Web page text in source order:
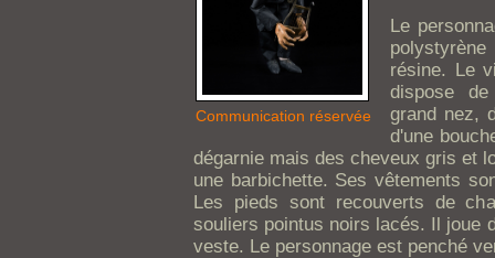
Communication réservée
Le
résine. Le
dispose
grand nez,
d'une
dégarnie mais des cheveux gris et
une barbichette. Ses vêtements
Les pieds sont recouverts de
souliers pointus noirs lacés. Il joue
veste. Le personnage est penché